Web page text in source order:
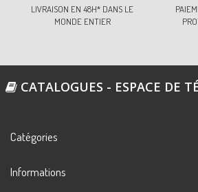
LIVRAISON EN 48H* DANS LE
MONDE ENTIER
CATALOGUES - ESPACE DE
Catégories
Informations